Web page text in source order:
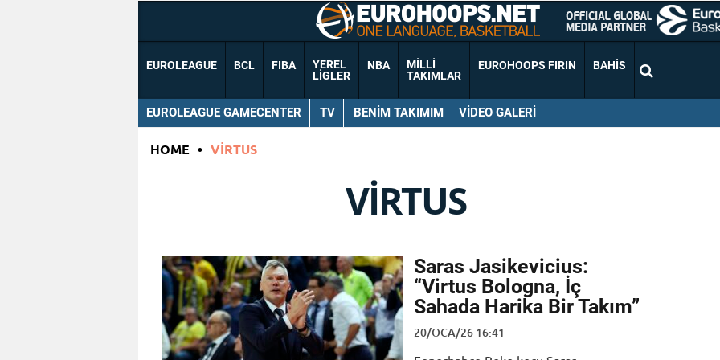
EUROLEAGUE BCL FIBA
YEREL
LIGLER
NBA
MILLI
TAKIMLAR
EUROHOOPS FIRIN BAHIS
EUROLEAGUE GAMECENTER TV BENIM TAKIMIM VIDEO GALERI
HOME • VIRTUS
VIRTUS
Saras Jasikevicius:
“Virtus Bologna, İç
Sahada Harika Bir Takım”
20/OCA/26 16:41